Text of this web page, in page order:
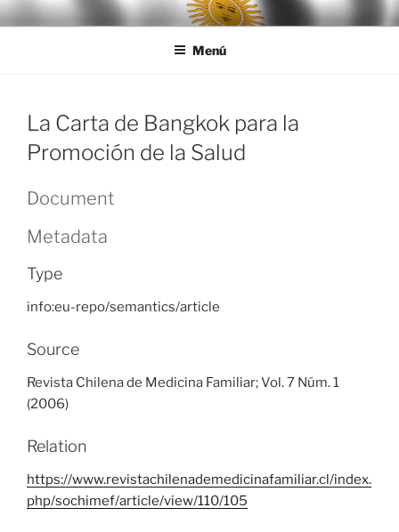
Ir
al
LEGISALUD
Menú
La Carta de Bangkok para la
Promoción de la Salud
Document
Metadata
Type
info:eu-repo/semantics/article
Source
Revista Chilena de Medicina Familiar; Vol. 7 Núm. 1
(2006)
Relation
https://www.revistachilenademedicinafamiliar.cl/index.
php/sochimef/article/view/110/105